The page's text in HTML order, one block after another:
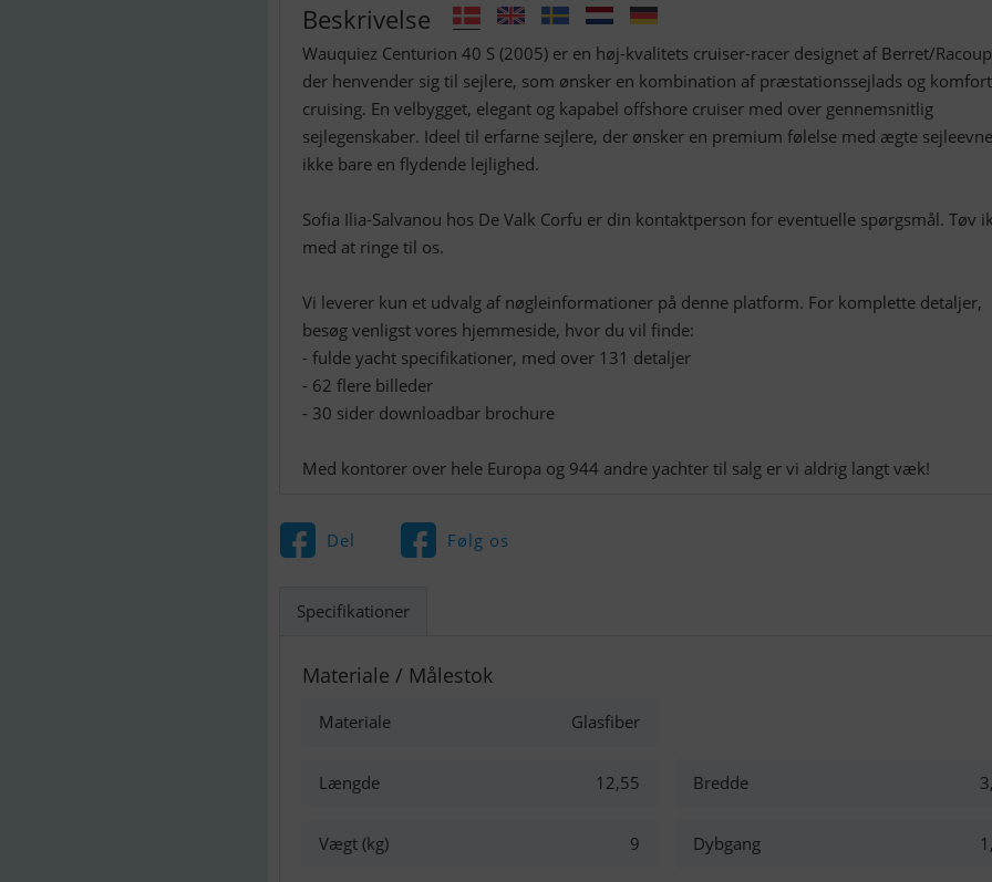
Beskrivelse
Wauquiez Centurion 40 S (2005) er en høj-kvalitets cruiser-racer designet af Berret/
der henvender sig til sejlere, som ønsker en kombination af præstationssejlads og
cruising. En velbygget, elegant og kapabel offshore cruiser med over gennemsnitlig
sejlegenskaber. Ideel til erfarne sejlere, der ønsker en premium følelse med ægte
ikke bare en flydende lejlighed.
Sofia Ilia-Salvanou hos De Valk Corfu er din kontaktperson for eventuelle spørgsmål. Tøv
med at ringe til os.
Vi leverer kun et udvalg af nøgleinformationer på denne platform. For komplette detaljer,
besøg venligst vores hjemmeside, hvor du vil finde:
- fulde yacht specifikationer, med over 131 detaljer
- 62 flere billeder
- 30 sider downloadbar brochure
Med kontorer over hele Europa og 944 andre yachter til salg er vi aldrig langt væk!
Del Følg os
Specifikationer
Materiale / Målestok
Materiale Glasfiber
Længde 12,55 Bredde
Vægt (kg) 9 Dybgang